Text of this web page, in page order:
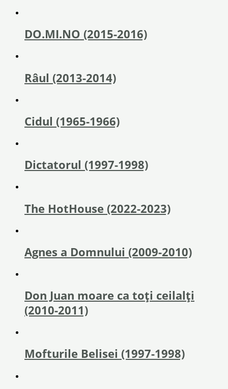
DO.MI.NO (2015-2016)
Râul (2013-2014)
Cidul (1965-1966)
Dictatorul (1997-1998)
The HotHouse (2022-2023)
Agnes a Domnului (2009-2010)
Don Juan moare ca toți ceilalți
(2010-2011)
Mofturile Belisei (1997-1998)